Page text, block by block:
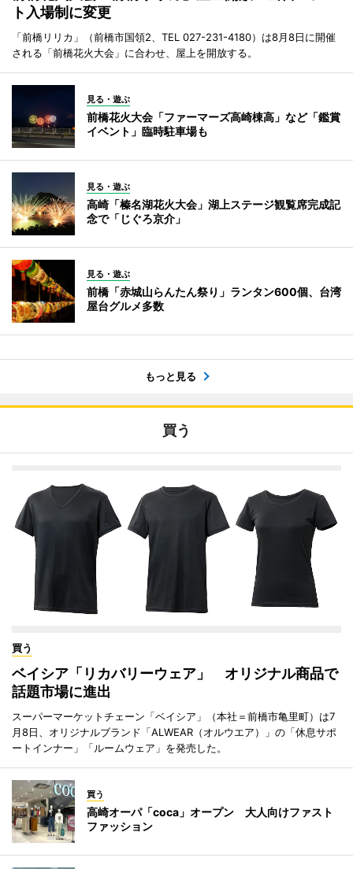
ト入場制に変更
「前橋リリカ」（前橋市国領2、TEL 027-231-4180）は8月8日に開催
される「前橋花火大会」に合わせ、屋上を開放する。
見る・遊ぶ
前橋花火大会「ファーマーズ高崎棟高」など「鑑賞
イベント」臨時駐車場も
見る・遊ぶ
高崎「榛名湖花火大会」湖上ステージ観覧席完成記
念で「じぐろ京介」
見る・遊ぶ
前橋「赤城山らんたん祭り」ランタン600個、台湾
屋台グルメ多数
もっと見る
買う
買う
ベイシア「リカバリーウェア」 オリジナル商品で
話題市場に進出
スーパーマーケットチェーン「ベイシア」（本社＝前橋市亀里町）は7
月8日、オリジナルブランド「ALWEAR（オルウエア）」の「休息サポ
ートインナー」「ルームウェア」を発売した。
買う
高崎オーパ「coca」オープン 大人向けファスト
ファッション